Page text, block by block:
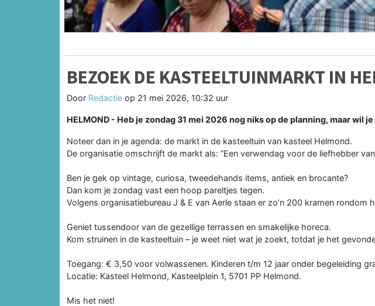
BEZOEK DE KASTEELTUINMARKT IN
Door Redactie op 21 mei 2026, 10:32 uur
HELMOND - Heb je zondag 31 mei 2026 nog niks op de planning, maar wil
Noteer dan in je agenda: de markt in de kasteeltuin van kasteel Helmond.
De organisatie omschrijft de markt als: ”Een verwendag voor de liefhebber
Ben je gek op vintage, curiosa, tweedehands items, antiek en brocante?
Dan kom je zondag vast een hoop pareltjes tegen.
Volgens organisatiebureau J & E van Aerle staan er zo’n 200 kramen rondom
Geniet tussendoor van de gezellige terrassen en smakelijke horeca.
Kom struinen in de kasteeltuin – je weet niet wat je zoekt, totdat je het
Toegang: € 3,50 voor volwassenen. Kinderen t/m 12 jaar onder begeleiding
Locatie: Kasteel Helmond, Kasteelplein 1, 5701 PP Helmond.
Mis het niet!